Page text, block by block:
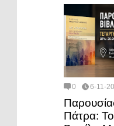
0 6-11-
Πάτρα: